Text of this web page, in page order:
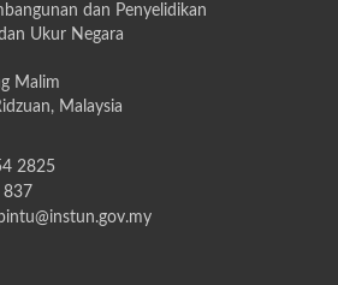
dan Penyelidikan
Ukur Negara
Malim
Malaysia
2825
837